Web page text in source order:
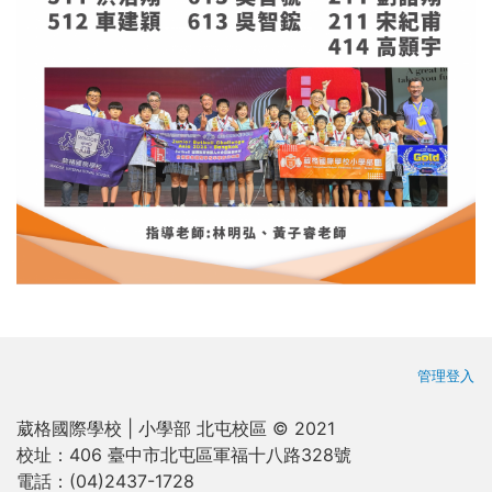
使用
管理登入
葳格國際學校 | 小學部 北屯校區 © 2021
校址： 406 臺中市北屯區軍福十八路328號
電話： (04)2437-1728